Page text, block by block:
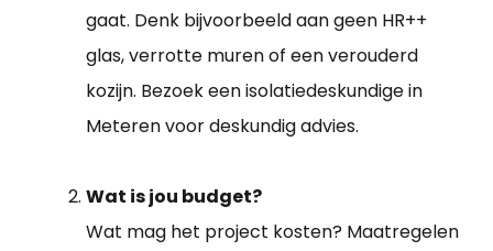
gaat. Denk bijvoorbeeld aan geen HR++
glas, verrotte muren of een verouderd
kozijn. Bezoek een isolatiedeskundige in
Meteren voor deskundig advies.
Wat is jou budget?
Wat mag het project kosten? Maatregelen